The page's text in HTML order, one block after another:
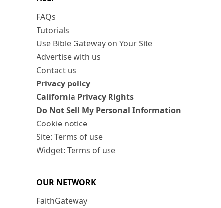
FAQs
Tutorials
Use Bible Gateway on Your Site
Advertise with us
Contact us
Privacy policy
California Privacy Rights
Do Not Sell My Personal Information
Cookie notice
Site: Terms of use
Widget: Terms of use
OUR NETWORK
FaithGateway